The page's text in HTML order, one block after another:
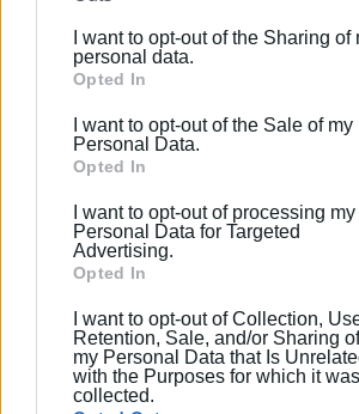
further disclose it to other third parties.
Please note that this website/app
Google services and may gather and
behaviour. You may click to grant or
Google and its third-party tags to use
section.
I want to opt-out of the Sharing of
personal data.
Opted In
I want to opt-out of the Sale of my
Personal Data.
Opted In
I want to opt-out of processing my
Personal Data for Targeted
Advertising.
Opted In
I want to opt-out of Collection,
Retention, Sale, and/or Sharing of
my Personal Data that Is
with the Purposes for which it was
collected.
Ακολουθήστε το enimerosi στο